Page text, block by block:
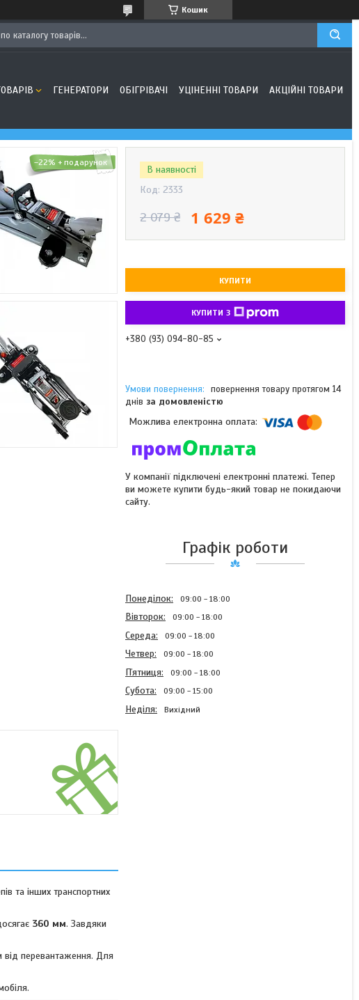
Кошик
ГЕНЕРАТОРИ ОБІГРІВАЧІ УЦІНЕННІ ТОВАРИ АКЦІЙНІ ТОВАРИ
–22%
та інших транспортних
360 мм. Завдяки
від перевантаження. Для
В наявності
Код: 2333
2 079 ₴ 1 629 ₴
КУПИТИ
КУПИТИ З
+380 (93) 094-80-85
повернення товару протягом 14
днів за домовленістю
У компанії підключені електронні платежі. Тепер
ви можете купити будь-який товар не покидаючи
сайту.
Графік роботи
Понеділок 09:00 18:00
Вівторок 09:00 18:00
Середа 09:00 18:00
Четвер 09:00 18:00
Пʼятниця 09:00 18:00
Субота 09:00 15:00
Неділя Вихідний